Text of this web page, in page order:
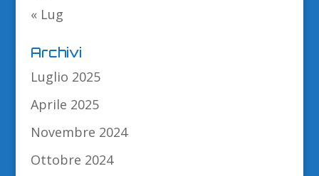
« Lug
Archivi
Luglio 2025
Aprile 2025
Novembre 2024
Ottobre 2024